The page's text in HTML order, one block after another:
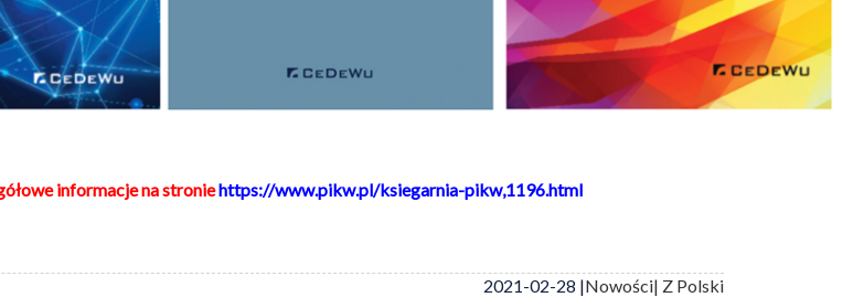
informacje na stroniehttps://www.pikw.pl/ksiegarnia-pikw,1196.html
2021-02-28 |Nowości| Z Polski